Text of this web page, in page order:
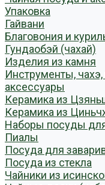
Упаковка
Гайвани
Благовония и
Гундаобэй (чахай)
Изделия из камня
Инструменты,
аксессуары
Керамика из
Керамика из
Наборы посуды
Пиалы
Посуда для
Посуда из стекла
Чайники из